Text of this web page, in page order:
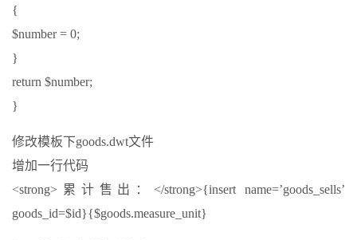
{
$number = 0;
}
return $number;
}
修改模板下goods.dwt文件
增加一行代码
<strong>累计售出：</strong>{insert name=’goods_sells’
goods_id=$id}{$goods.measure_unit}